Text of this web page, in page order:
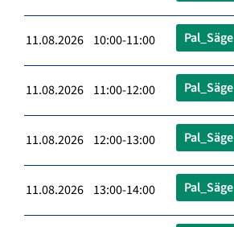
11.08.2026 10:00-11:00 Pal_Säge
11.08.2026 11:00-12:00 Pal_Säge
11.08.2026 12:00-13:00 Pal_Säge
11.08.2026 13:00-14:00 Pal_Säge